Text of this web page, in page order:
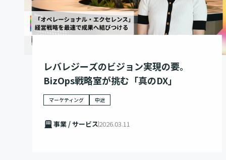
レバレジーズのビジョン実現の要。
BizOps戦略室が挑む「真のDX」
マーケティング 中途
事業 / サービス2026.03.11